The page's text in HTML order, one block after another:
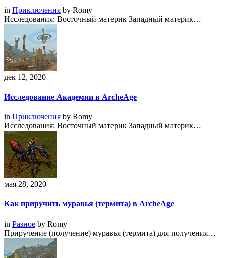
in Приключения by Romy
Исследования: Восточный материк Западный материк…
дек 12, 2020
Исследование Академии в ArcheAge
in Приключения by Romy
Исследования: Восточный материк Западный материк…
мая 28, 2020
Как приручить муравья (термита) в ArcheAge
in Разное by Romy
Приручение (получение) муравья (термита) для получения…